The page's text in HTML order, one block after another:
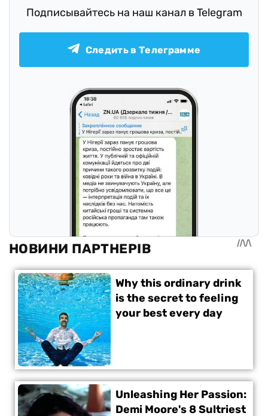
Подписывайтесь на наш канал в Telegram
Следить в Телеграмме